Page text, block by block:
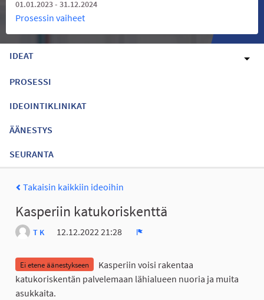
01.01.2023 - 31.12.2024
Prosessin vaiheet
IDEAT
PROSESSI
IDEOINTIKLINIKAT
ÄÄNESTYS
SEURANTA
Takaisin kaikkiin ideoihin
Kasperiin katukoriskenttä
T K
12.12.2022 21:28
Ei etene äänestykseen
Kasperiin voisi rakentaa
katukoriskentän palvelemaan lähialueen nuoria ja muita
asukkaita.